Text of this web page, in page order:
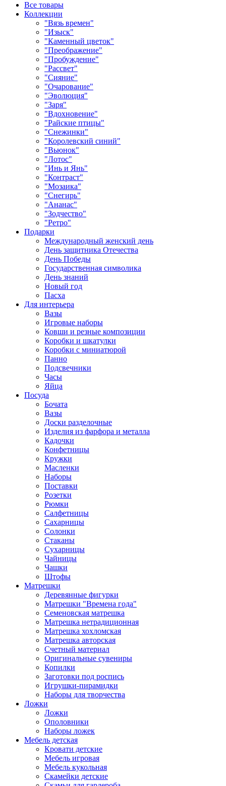
Все товары
Коллекции
"Вязь времен"
"Изыск"
"Каменный цветок"
"Преображение"
"Пробуждение"
"Рассвет"
"Сияние"
"Очарование"
"Эволюция"
"Заря"
"Вдохновение"
"Райские птицы"
"Снежинки"
"Королевский синий"
"Вьюнок"
"Лотос"
"Инь и Янь"
"Контраст"
"Мозаика"
"Снегирь"
"Ананас"
"Зодчество"
"Ретро"
Подарки
Международный женский день
День защитника Отечества
День Победы
Государственная символика
День знаний
Новый год
Пасха
Для интерьера
Вазы
Игровые наборы
Ковши и резные композиции
Коробки и шкатулки
Коробки с миниатюрой
Панно
Подсвечники
Часы
Яйца
Посуда
Бочата
Вазы
Доски разделочные
Изделия из фарфора и металла
Кадочки
Конфетницы
Кружки
Масленки
Наборы
Поставки
Розетки
Рюмки
Салфетницы
Сахарницы
Солонки
Стаканы
Сухарницы
Чайницы
Чашки
Штофы
Матрешки
Деревянные фигурки
Матрешки "Времена года"
Семеновская матрешка
Матрешка нетрадиционная
Матрешка хохломская
Матрешка авторская
Счетный материал
Оригинальные сувениры
Копилки
Заготовки под роспись
Игрушки-пирамидки
Наборы для творчества
Ложки
Ложки
Ополовники
Наборы ложек
Мебель детская
Кровати детские
Мебель игровая
Мебель кукольная
Скамейки детские